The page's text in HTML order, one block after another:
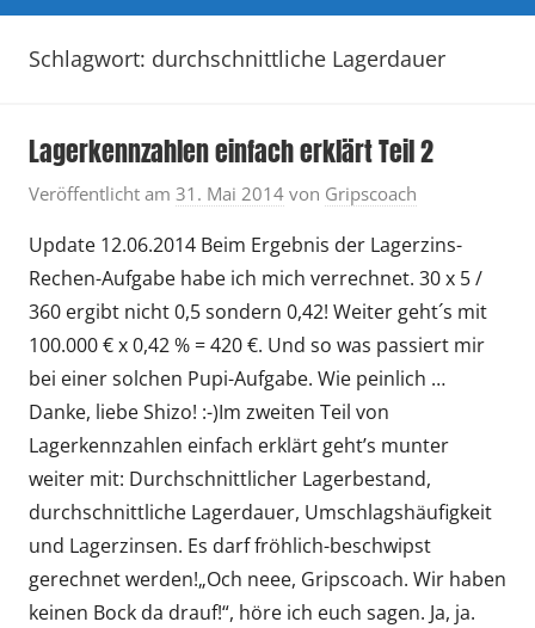
Schlagwort: durchschnittliche Lagerdauer
Lagerkennzahlen einfach erklärt Teil 2
Veröffentlicht am 31. Mai 2014 von Gripscoach
Update 12.06.2014 Beim Ergebnis der Lagerzins-
Rechen-Aufgabe habe ich mich verrechnet. 30 x 5 /
360 ergibt nicht 0,5 sondern 0,42! Weiter geht´s mit
100.000 € x 0,42 % = 420 €. Und so was passiert mir
bei einer solchen Pupi-Aufgabe. Wie peinlich …
Danke, liebe Shizo! :-)Im zweiten Teil von
Lagerkennzahlen einfach erklärt geht’s munter
weiter mit: Durchschnittlicher Lagerbestand,
durchschnittliche Lagerdauer, Umschlagshäufigkeit
und Lagerzinsen. Es darf fröhlich-beschwipst
gerechnet werden!„Och neee, Gripscoach. Wir haben
keinen Bock da drauf!“, höre ich euch sagen. Ja, ja.